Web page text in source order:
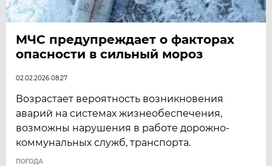
МЧС предупреждает о факторах
опасности в сильный мороз
02.02.2026 08:27
Возрастает вероятность возникновения
аварий на системах жизнеобеспечения,
возможны нарушения в работе дорожно-
коммунальных служб, транспорта.
ПОГОДА